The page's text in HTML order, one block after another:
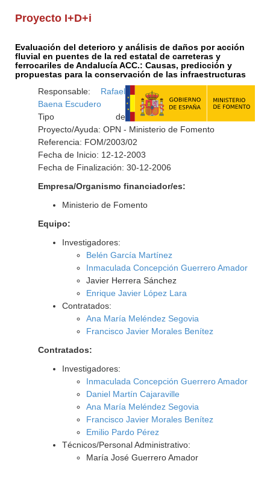
Proyecto I+D+i
Evaluación del deterioro y análisis de daños por acción
fluvial en puentes de la red estatal de carreteras y
ferrocariles de Andalucía ACC.: Causas, predicción y
propuestas para la conservación de las infraestructuras
Responsable: Rafael
Baena Escudero
Tipo de
Proyecto/Ayuda: OPN - Ministerio de Fomento
Referencia: FOM/2003/02
Fecha de Inicio: 12-12-2003
Fecha de Finalización: 30-12-2006
Empresa/Organismo financiador/es:
Ministerio de Fomento
Equipo:
Investigadores:
Belén García Martínez
Inmaculada Concepción Guerrero Amador
Javier Herrera Sánchez
Enrique Javier López Lara
Contratados:
Ana María Meléndez Segovia
Francisco Javier Morales Benítez
Contratados:
Investigadores:
Inmaculada Concepción Guerrero Amador
Daniel Martín Cajaraville
Ana María Meléndez Segovia
Francisco Javier Morales Benítez
Emilio Pardo Pérez
Técnicos/Personal Administrativo:
María José Guerrero Amador